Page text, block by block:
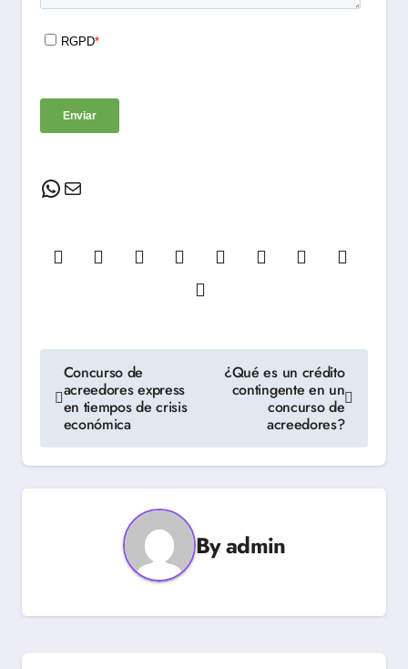
WhatsApp
Correo electrónico
Navegación
de
entradas
Concurso de
acreedores express
en tiempos de crisis
económica
¿Qué es un crédito
contingente en un
concurso de
acreedores?
Byadmin